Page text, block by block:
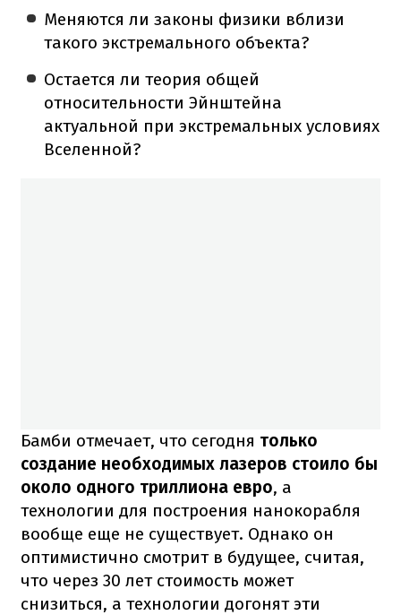
Меняются ли законы физики вблизи
такого экстремального объекта?
Остается ли теория общей
относительности Эйнштейна
актуальной при экстремальных условиях
Вселенной?
Бамби отмечает, что сегодня только
создание необходимых лазеров стоило бы
около одного триллиона евро, а
технологии для построения нанокорабля
вообще еще не существует. Однако он
оптимистично смотрит в будущее, считая,
что через 30 лет стоимость может
снизиться, а технологии догонят эти